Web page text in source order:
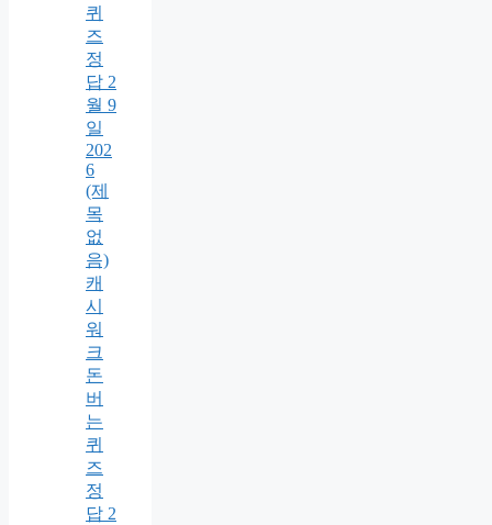
퀴
즈
정
답 2
월 9
일
202
6
(제
목
없
음)
캐
시
워
크
돈
버
는
퀴
즈
정
답 2